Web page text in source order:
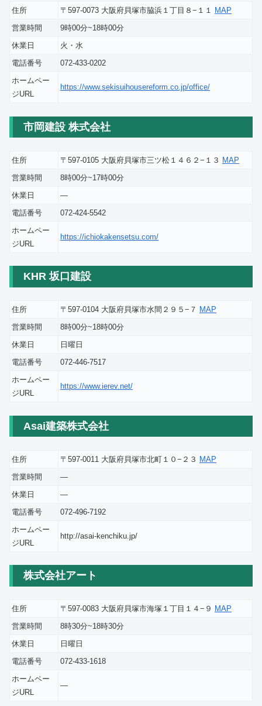
住所 〒597-0073 大阪府貝塚市脇浜１丁目８−１１ MAP
営業時間
9時00分~18時00分
休業日
火・水
電話番号
072-433-0202
ホームペー
ジURL
https://www.sekisuihousereform.co.jp/office/
市岡建設 株式会社
住所 〒597-0105 大阪府貝塚市三ツ松１４６２−１３ MAP
営業時間
8時00分~17時00分
休業日
―
電話番号
072-424-5542
ホームペー
ジURL
https://ichiokakensetsu.com/
KHR 坂口建設
住所 〒597-0104 大阪府貝塚市水間２９５−７ MAP
営業時間
8時00分~18時00分
休業日
日曜日
電話番号
072-446-7517
ホームペー
ジURL
https://www.ierev.net/
Asai建築株式会社
住所 〒597-0011 大阪府貝塚市北町１０−２３ MAP
営業時間
―
休業日
―
電話番号
072-496-7192
ホームペー
ジURL
http://asai-kenchiku.jp/
株式会社アート
住所 〒597-0083 大阪府貝塚市海塚１丁目１４−９ MAP
営業時間
8時30分~18時30分
休業日
日曜日
電話番号
072-433-1618
ホームペー
ジURL
―